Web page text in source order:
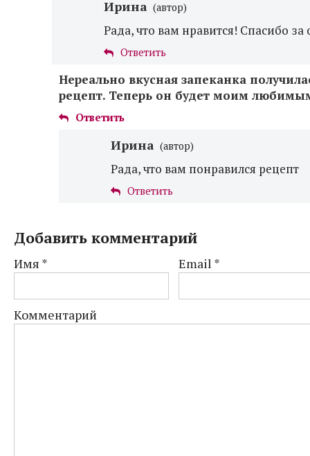
Ирина (автор)
Рада, что вам нравится! Спасибо за
Ответить
Нереально вкусная запеканка
рецепт. Теперь он будет моим
Ответить
Ирина (автор)
Рада, что вам понравился рецепт
Ответить
Добавить комментарий
Имя * Email *
Комментарий